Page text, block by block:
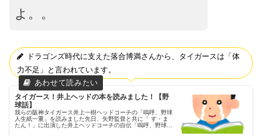
よ。。
ドラゴンズ時代に支えた落合博満さんから、タイガースは「体
力不足」と言われています。
タイガース！井上ヘッドの本を読みました！【野
球話】
我らの阪神タイガース井上一樹ヘッドコーチの「嗚呼、野球
人生紙一重」を読みました先日、矢野監督と共に「 す・ま
たん！」に出演した井上ヘッドコーチの自伝「嗚呼、野球人